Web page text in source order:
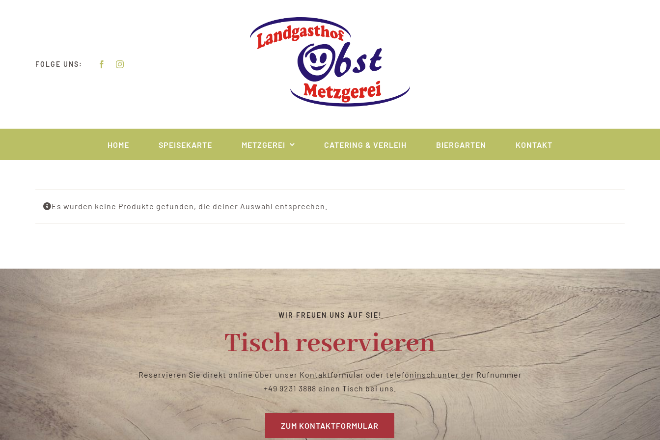
FOLGE UNS:
HOME SPEISEKARTE METZGEREI CATERING & VERLEIH BIERGARTEN KONTAKT
Es wurden keine Produkte gefunden, die deiner Auswahl entsprechen.
WIR FREUEN UNS AUF SIE!
Tisch reservieren
Reservieren Sie direkt online über unser Kontaktformular oder telefoninsch unter der Rufnummer
+49 9231 3888 einen Tisch bei uns
ZUM KONTAKTFORMULAR